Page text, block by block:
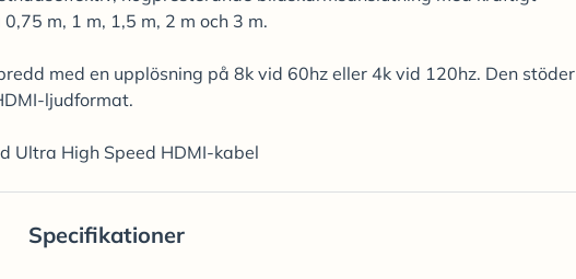
m, 1 m, 1,5 m, 2 m och 3 m.
med en upplösning på 8k vid 60hz eller 4k vid 120hz. Den stöder
ljudformat.
Ultra High Speed HDMI-kabel
Specifikationer